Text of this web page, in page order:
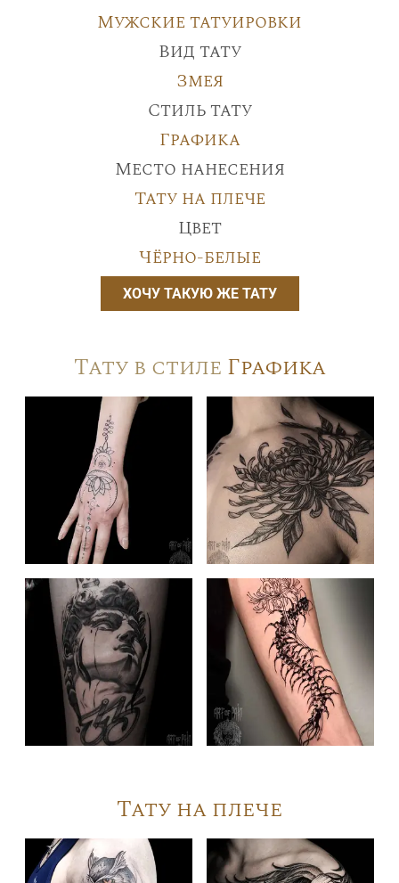
Мужские татуировки
Вид тату
Змея
Стиль тату
Графика
Место нанесения
Тату на плече
Цвет
Чёрно-белые
ХОЧУ ТАКУЮ ЖЕ ТАТУ
Тату в стиле Графика
Тату на плече